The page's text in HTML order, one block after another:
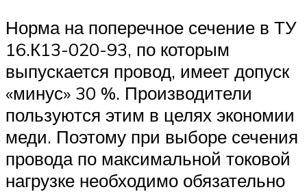
Норма на поперечное сечение в ТУ
16.К13-020-93, по которым
выпускается провод, имеет допуск
«минус» 30 %. Производители
пользуются этим в целях экономии
меди. Поэтому при выборе сечения
провода по максимальной токовой
нагрузке необходимо обязательно